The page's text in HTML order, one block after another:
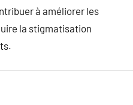
à améliorer les
la stigmatisation